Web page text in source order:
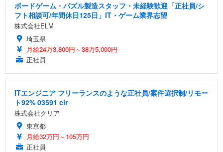
ボードゲーム・パズル製造スタッフ・未経験歓迎「正社員/シ
フト相談可/年間休日125日」IT・ゲーム業界志望
株式会社ELM
埼玉県
月給24万3,800円～38万5,000円
正社員
ITエンジニア フリーランスのような正社員/案件選択制/リモー
ト92% 03591 cir
株式会社クリア
東京都
月給32万円～105万円
正社員